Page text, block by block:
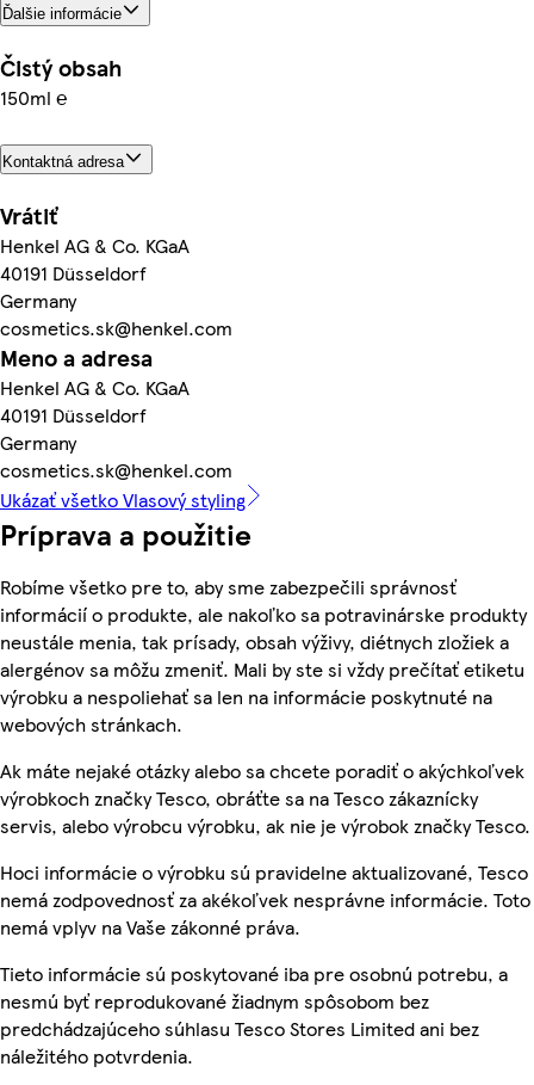
Ďalšie informácie
Čistý obsah
150ml ℮
Kontaktná adresa
Vrátiť
Henkel AG & Co. KGaA
40191 Düsseldorf
Germany
cosmetics.sk@henkel.com
Meno a adresa
Henkel AG & Co. KGaA
40191 Düsseldorf
Germany
cosmetics.sk@henkel.com
Ukázať všetko Vlasový styling
Príprava a použitie
Robíme všetko pre to, aby sme zabezpečili správnosť
informácií o produkte, ale nakoľko sa potravinárske produkty
neustále menia, tak prísady, obsah výživy, diétnych zložiek a
alergénov sa môžu zmeniť. Mali by ste si vždy prečítať etiketu
výrobku a nespoliehať sa len na informácie poskytnuté na
webových stránkach.
Ak máte nejaké otázky alebo sa chcete poradiť o akýchkoľvek
výrobkoch značky Tesco, obráťte sa na Tesco zákaznícky
servis, alebo výrobcu výrobku, ak nie je výrobok značky Tesco.
Hoci informácie o výrobku sú pravidelne aktualizované, Tesco
nemá zodpovednosť za akékoľvek nesprávne informácie. Toto
nemá vplyv na Vaše zákonné práva.
Tieto informácie sú poskytované iba pre osobnú potrebu, a
nesmú byť reprodukované žiadnym spôsobom bez
predchádzajúceho súhlasu Tesco Stores Limited ani bez
náležitého potvrdenia.